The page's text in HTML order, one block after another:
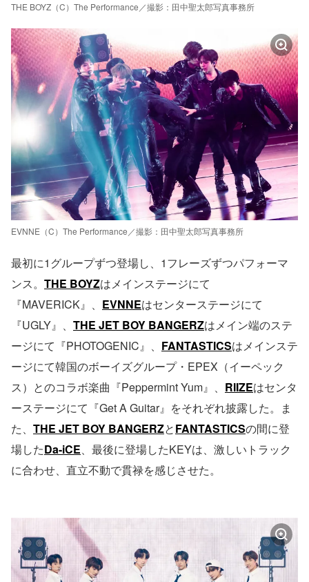
THE BOYZ（C）The Performance／撮影：田中聖太郎写真事務所
EVNNE（C）The Performance／撮影：田中聖太郎写真事務所
最初に1グループずつ登場し、1フレーズずつパフォーマ
ンス。 THE BOYZはメインステージにて
『MAVERICK』、 EVNNEはセンターステージにて
『UGLY』、 THE JET BOY BANGERZはメイン端のステ
ージにて『PHOTOGENIC』、 FANTASTICSはメインステ
ージにて韓国のボーイズグループ・EPEX（イーペック
ス）とのコラボ楽曲『Peppermint Yum』、 RIIZEはセンタ
ーステージにて『Get A Guitar』をそれぞれ披露した。ま
た、 THE JET BOY BANGERZとFANTASTICSの間に登
場したDa-iCE、最後に登場したKEYは、激しいトラック
に合わせ、直立不動で貫禄を感じさせた。